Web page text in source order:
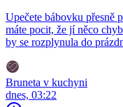
Upečete bábovku přesně
máte pocit, že jí něco
by se rozplynula do
Bruneta v kuchyni
dnes, 03:22